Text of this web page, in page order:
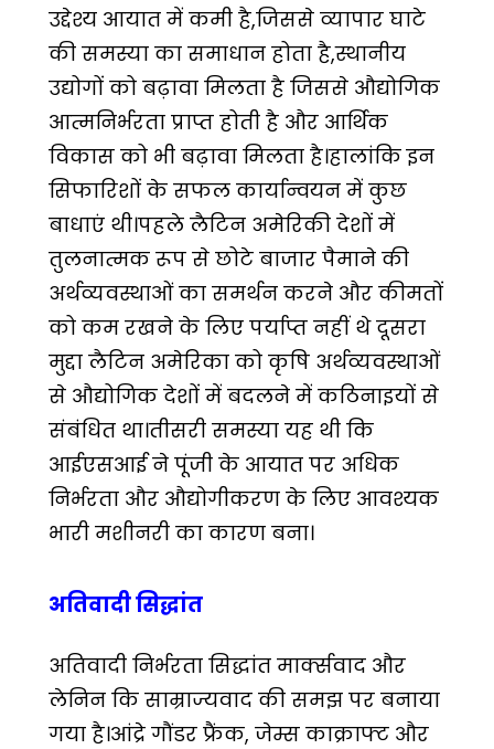
उद्देश्य आयात में कमी है,जिससे व्यापार घाटे
की समस्या का समाधान होता है,स्थानीय
उद्योगों को बढ़ावा मिलता है जिससे औद्योगिक
आत्मनिर्भरता प्राप्त होती है और आर्थिक
विकास को भी बढ़ावा मिलता है।हालांकि इन
सिफारिशों के सफल कार्यान्वयन में कुछ
बाधाएं थी।पहले लैटिन अमेरिकी देशों में
तुलनात्मक रूप से छोटे बाजार पैमाने की
अर्थव्यवस्थाओं का समर्थन करने और कीमतों
को कम रखने के लिए पर्याप्त नहीं थे दूसरा
मुद्दा लैटिन अमेरिका को कृषि अर्थव्यवस्थाओं
से औद्योगिक देशों में बदलने में कठिनाइयों से
संबंधित था।तीसरी समस्या यह थी कि
आईएसआई ने पूंजी के आयात पर अधिक
निर्भरता और औद्योगीकरण के लिए आवश्यक
भारी मशीनरी का कारण बना।
अतिवादी सिद्धांत
अतिवादी निर्भरता सिद्धांत मार्क्सवाद और
लेनिन कि साम्राज्यवाद की समझ पर बनाया
गया है।आंद्रे गौंडर फ्रैंक, जेम्स काक्राफ्ट और